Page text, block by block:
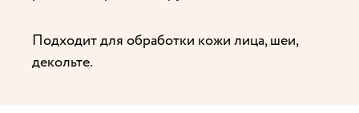
Подходит для обработки кожи лица, шеи,
декольте.